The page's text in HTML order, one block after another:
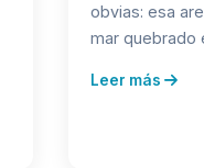
obvias: esa
mar quebrado
Leer más